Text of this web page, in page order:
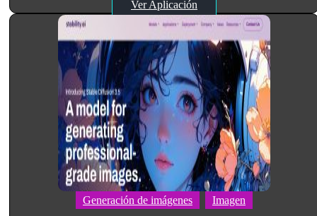
Ver Aplicación
Generación de imágenes Imagen